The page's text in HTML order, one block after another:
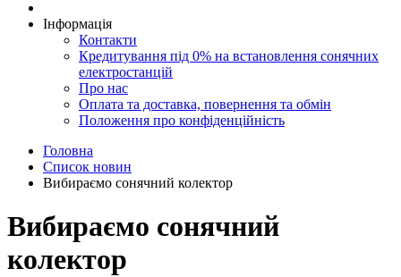
Інформація
Контакти
Кредитування під 0% на встановлення сонячних
електростанцій
Про нас
Оплата та доставка, повернення та обмін
Положення про конфіденційність
Головна
Список новин
Вибираємо сонячний колектор
Вибираємо сонячний
колектор